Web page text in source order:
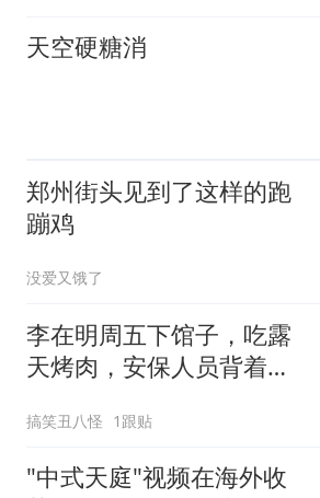
天空硬糖消
郑州街头见到了这样的跑
蹦鸡
没爱又饿了
李在明周五下馆子，吃露
天烤肉，安保人员背着包
搞笑丑八怪 1跟贴
"中式天庭"视频在海外收